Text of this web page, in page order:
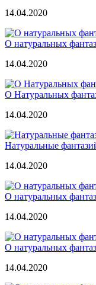
14.04.2020
О натуральных
14.04.2020
О Натуральных
14.04.2020
Натуральные
14.04.2020
О натуральных
14.04.2020
О натуральных
14.04.2020